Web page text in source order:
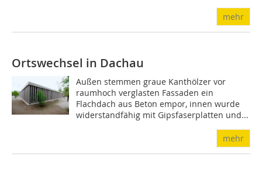
mehr
Ortswechsel in Dachau
Außen stemmen graue Kanthölzer vor
raumhoch verglasten Fassaden ein
Flachdach aus Beton empor, innen wurde
widerstandfähig mit Gipsfaserplatten und...
mehr